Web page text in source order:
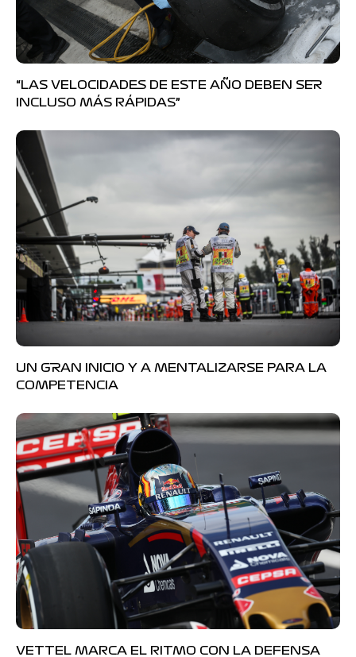
“LAS VELOCIDADES DE ESTE AÑO DEBEN SER
INCLUSO MÁS RÁPIDAS”
UN GRAN INICIO Y A MENTALIZARSE PARA LA
COMPETENCIA
VETTEL MARCA EL RITMO CON LA DEFENSA